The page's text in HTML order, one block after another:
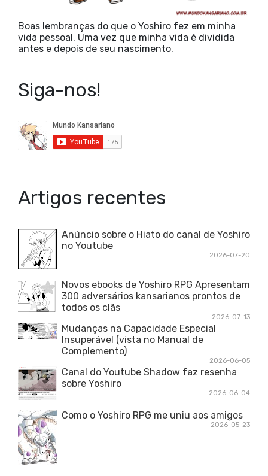
Boas lembranças do que o Yoshiro fez em minha
vida pessoal. Uma vez que minha vida é dividida
antes e depois de seu nascimento.
Siga-nos!
Artigos recentes
Anúncio sobre o Hiato do canal de Yoshiro
no Youtube
2026-07-20
Novos ebooks de Yoshiro RPG Apresentam
300 adversários kansarianos prontos de
todos os clãs
2026-07-13
Mudanças na Capacidade Especial
Insuperável (vista no Manual de
Complemento)
2026-06-05
Canal do Youtube Shadow faz resenha
sobre Yoshiro
2026-06-04
Como o Yoshiro RPG me uniu aos amigos
2026-05-23